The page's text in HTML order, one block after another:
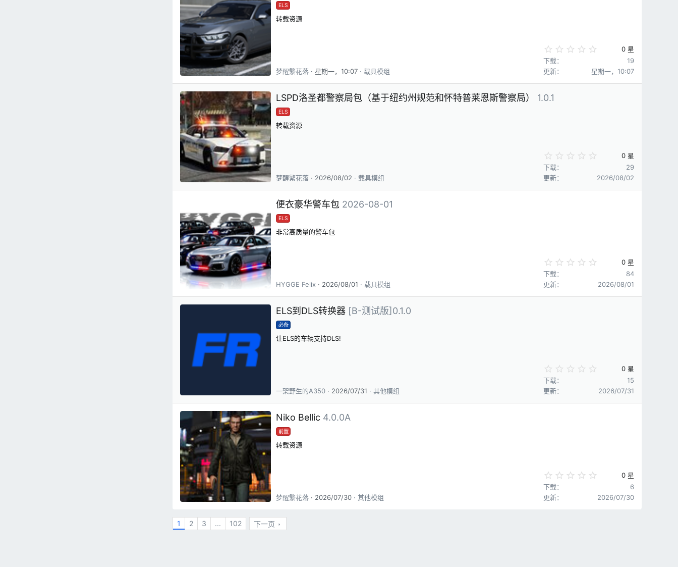
ELS
梦醒繁花落 星期一，10:07 载具模组
转载资源
0
0
星
0 星
下载
19
更新
星期一，10:07
LSPD洛圣都警察局包（基于纽约州规范和怀特普莱恩斯警察局） 1.0.1
ELS
梦醒繁花落 2026/08/02 载具模组
转载资源
0
0
星
0 星
下载
29
更新
2026/08/02
便衣豪华警车包 2026-08-01
ELS
HYGGE Felix 2026/08/01 载具模组
非常高质量的警车包
0
0
星
0 星
下载
84
更新
2026/08/01
ELS到DLS转换器 [B-测试版]0.1.0
必备
一架野生的A350 2026/07/31 其他模组
让ELS的车辆支持DLS!
0
0
星
0 星
下载
15
更新
2026/07/31
Niko Bellic 4.0.0A
前置
梦醒繁花落 2026/07/30 其他模组
转载资源
0
0
0 星
下载
6
更新
2026/07/30
1 2 3 ... 102 下一页